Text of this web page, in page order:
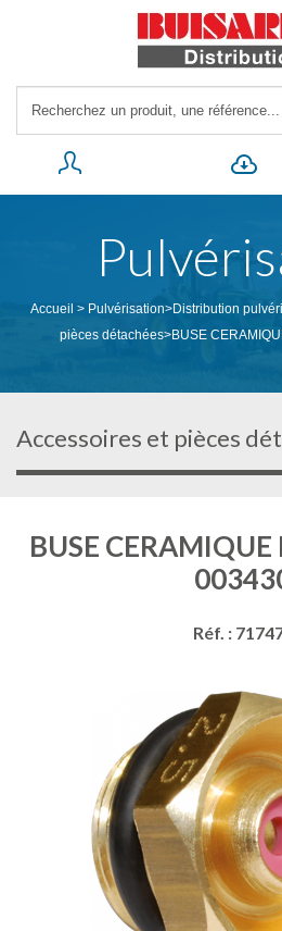
Accueil > Pulvérisation>Distribution
pièces détachées>BUSE
Accessoires et pièces
BUSE
Réf. :